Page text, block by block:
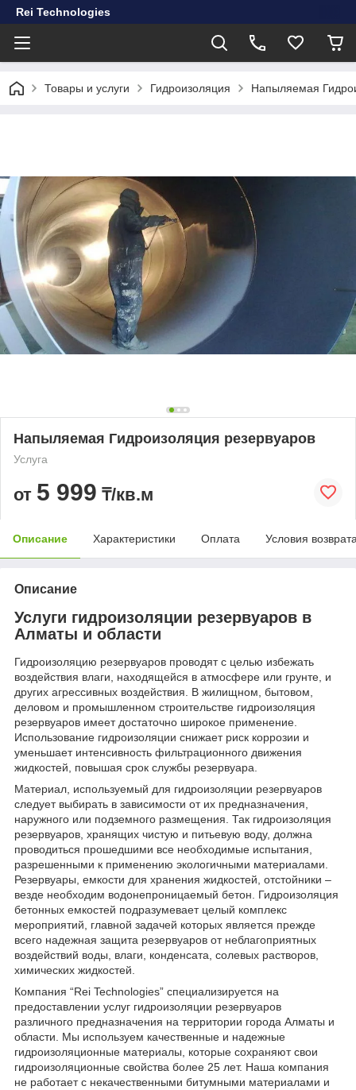
Rei Technologies
Товары и услуги Гидроизоляция Напыляемая
Напыляемая Гидроизоляция резервуаров
Услуга
от 5 999 ₸/кв.м
Описание Характеристики Оплата Условия
Описание
Услуги гидроизоляции резервуаров в
Алматы и области
Гидроизоляцию резервуаров проводят с целью избежать
воздействия влаги, находящейся в атмосфере или грунте, и
других агрессивных воздействия. В жилищном, бытовом,
деловом и промышленном строительстве гидроизоляция
резервуаров имеет достаточно широкое применение.
Использование гидроизоляции снижает риск коррозии и
уменьшает интенсивность фильтрационного движения
жидкостей, повышая срок службы резервуара.
Материал, используемый для гидроизоляции резервуаров
следует выбирать в зависимости от их предназначения,
наружного или подземного размещения. Так гидроизоляция
резервуаров, хранящих чистую и питьевую воду, должна
проводиться прошедшими все необходимые испытания,
разрешенными к применению экологичными материалами.
Резервуары, емкости для хранения жидкостей, отстойники –
везде необходим водонепроницаемый бетон. Гидроизоляция
бетонных емкостей подразумевает целый комплекс
мероприятий, главной задачей которых является прежде
всего надежная защита резервуаров от неблагоприятных
воздействий воды, влаги, конденсата, солевых растворов,
химических жидкостей.
Компания “Rei Technologies” специализируется на
предоставлении услуг гидроизоляции резервуаров
различного предназначения на территории города Алматы и
области. Мы используем качественные и надежные
гидроизоляционные материалы, которые сохраняют свои
гидроизоляционные свойства более 25 лет. Наша компания
не работает с некачественными битумными материалами и